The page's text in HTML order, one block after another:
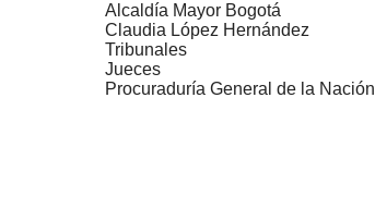
Alcaldía Mayor Bogotá
Claudia López Hernández
Tribunales
Jueces
Procuraduría General de la Nación